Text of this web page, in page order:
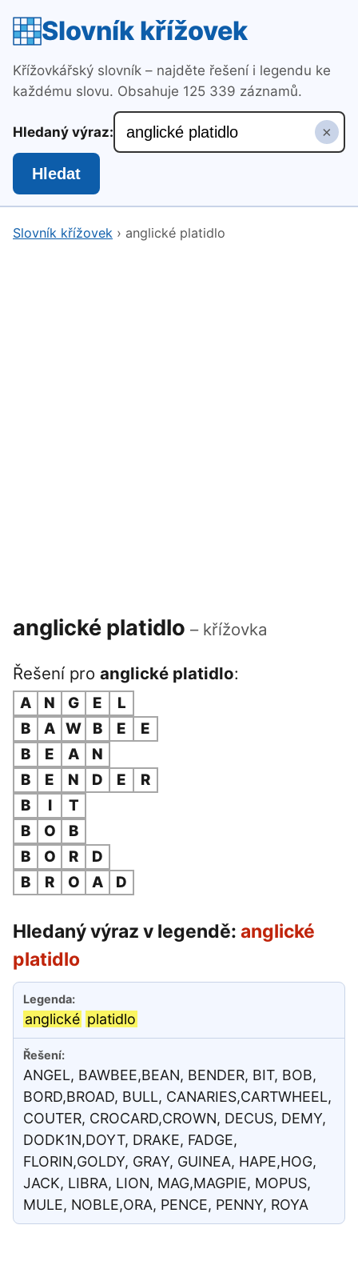
Slovník křížovek
Křížovkářský slovník – najděte řešení i legendu ke
každému slovu. Obsahuje 125 339 záznamů.
Hledaný výraz: ×
Hledat
Slovník křížovek › anglické platidlo
anglické platidlo – křížovka
Řešení pro anglické platidlo:
A N G E
L
B
A W B E
E
B
E A
N
B
E N D E
R
B
I
T
B
O
B
B
O R
D
B
R O A D
Hledaný výraz v legendě: anglické
platidlo
anglické platidlo
ANGEL, BAWBEE,BEAN, BENDER, BIT, BOB,
BORD,BROAD, BULL, CANARIES,CARTWHEEL,
COUTER, CROCARD,CROWN, DECUS, DEMY,
DODK1N,DOYT, DRAKE, FADGE,
FLORIN,GOLDY, GRAY, GUINEA, HAPE,HOG,
JACK, LIBRA, LION, MAG,MAGPIE, MOPUS,
MULE, NOBLE,ORA, PENCE, PENNY, ROYA